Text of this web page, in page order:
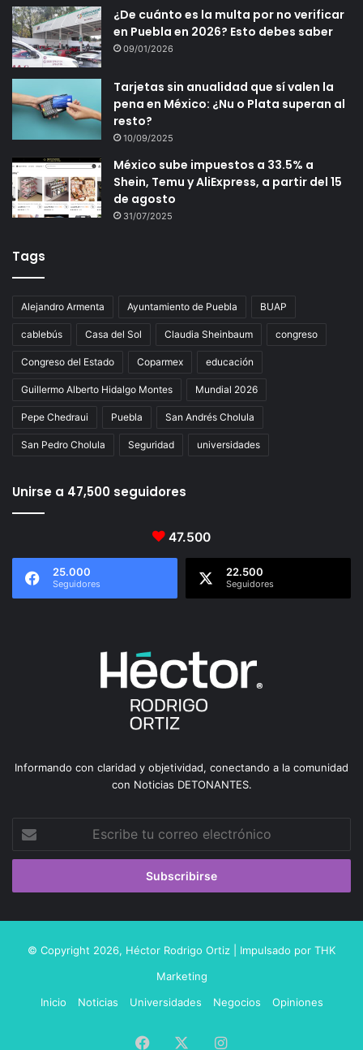
¿De cuánto es la multa por no verificar
en Puebla en 2026? Esto debes saber
09/01/2026
Tarjetas sin anualidad que sí valen la
pena en México: ¿Nu o Plata superan al
resto?
10/09/2025
México sube impuestos a 33.5% a
Shein, Temu y AliExpress, a partir del 15
de agosto
31/07/2025
Tags
Alejandro Armenta Ayuntamiento de Puebla BUAP
cablebús Casa del Sol Claudia Sheinbaum congreso
Congreso del Estado Coparmex educación
Guillermo Alberto Hidalgo Montes Mundial 2026
Pepe Chedraui Puebla San Andrés Cholula
San Pedro Cholula Seguridad universidades
Unirse a 47,500 seguidores
47.500
25.000
Seguidores
22.500
Seguidores
Informando con claridad y objetividad, conectando a la comunidad
con Noticias DETONANTES.
correo
© Copyright 2026, Héctor Rodrigo Ortiz | Impulsado por THK
Marketing
Inicio
Noticias Universidades Negocios Opiniones
Facebook Instagram